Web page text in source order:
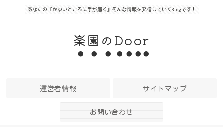
あなたの『かゆいところに手が届く』そんな情報を発信していくBlogです！
楽園のDoor
運営者情報 サイトマップ
お問い合わせ